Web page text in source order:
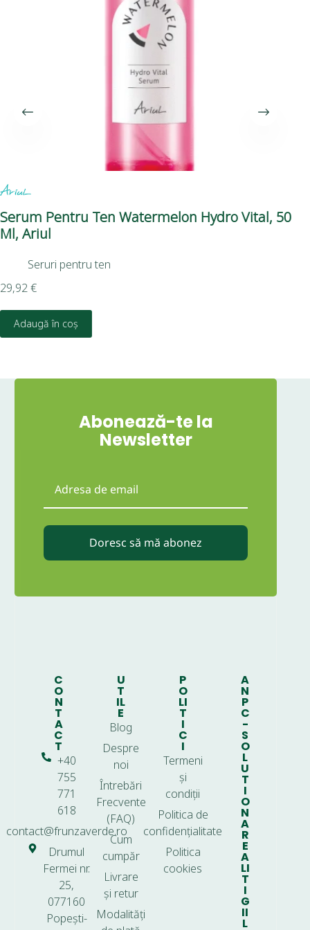
Serum Pentru Ten Watermelon Hydro Vital, 50
Ml, Ariul
Seruri pentru ten
29,92€
Adaugă în coș
Abonează-te la
Newsletter
Doresc să mă abonez
C
O
N
T
A
C
T
+40
755
771
618
contact@frunzaverde.ro
Drumul
Fermei nr.
25,
077160
Popești-
U
T
IL
E
Blog
Despre
noi
Întrebări
Frecvente
(FAQ)
Cum
cumpăr
Livrare
și retur
Modalități
P
O
LI
T
I
C
I
Termeni
și
condiții
Politica de
confidențialitate
Politica
cookies
A
N
P
C
-
S
O
L
U
T
I
O
N
A
R
E
A
LI
T
I
G
II
L